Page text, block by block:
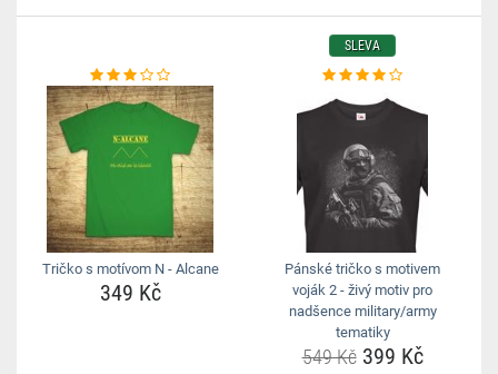
Tričko s motívom N - Alcane
349 Kč
SLEVA
Pánské tričko s motivem
voják 2 - živý motiv pro
nadšence military/army
tematiky
549 Kč399 Kč